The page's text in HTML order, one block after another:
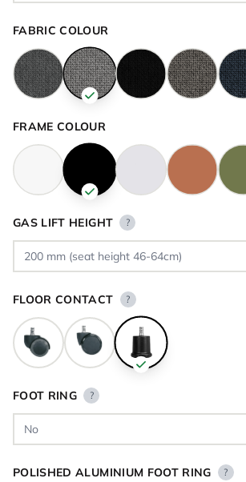
FABRIC COLOUR
FRAME COLOUR
GAS LIFT HEIGHT ?
FLOOR CONTACT ?
FOOT RING ?
POLISHED ALUMINIUM FOOT RING ?